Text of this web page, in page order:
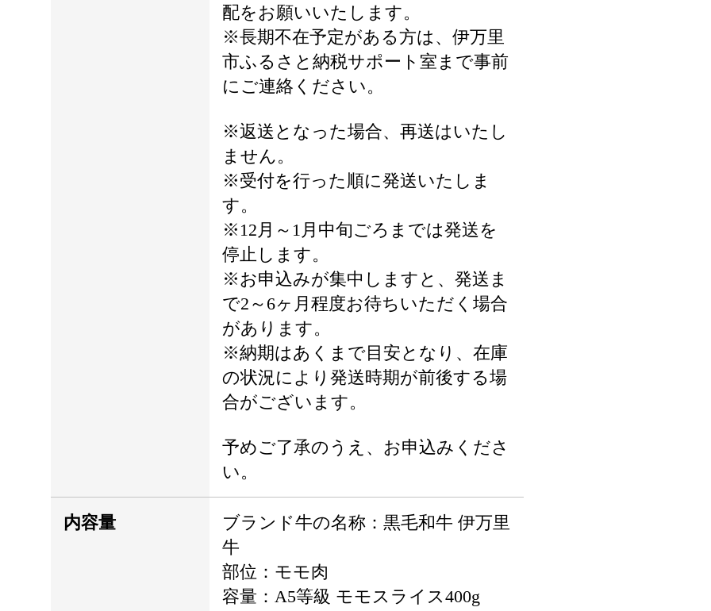
配をお願いいたします。
※長期不在予定がある方は、伊万里
市ふるさと納税サポート室まで事前
にご連絡ください。
※返送となった場合、再送はいたし
ません。
※受付を行った順に発送いたしま
す。
※12月～1月中旬ごろまでは発送を
停止します。
※お申込みが集中しますと、発送ま
で2～6ヶ月程度お待ちいただく場合
があります。
※納期はあくまで目安となり、在庫
の状況により発送時期が前後する場
合がございます。
予めご了承のうえ、お申込みくださ
い。
内容量
ブランド牛の名称：黒毛和牛 伊万里
牛
部位：モモ肉
容量：A5等級 モモスライス400g